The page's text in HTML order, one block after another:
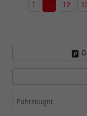
1 ... 12
Fahrzeugnr.